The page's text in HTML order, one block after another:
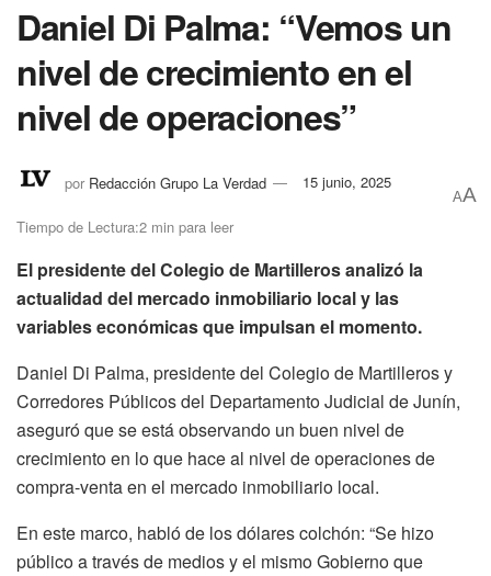
Daniel Di Palma: “Vemos un
nivel de crecimiento en el
nivel de operaciones”
por Redacción Grupo La Verdad 15 junio, 2025
Tiempo de Lectura:2 min para leer
AA
El presidente del Colegio de Martilleros analizó la
actualidad del mercado inmobiliario local y las
variables económicas que impulsan el momento.
Daniel Di Palma, presidente del Colegio de Martilleros y
Corredores Públicos del Departamento Judicial de Junín,
aseguró que se está observando un buen nivel de
crecimiento en lo que hace al nivel de operaciones de
compra-venta en el mercado inmobiliario local.
En este marco, habló de los dólares colchón: “Se hizo
público a través de medios y el mismo Gobierno que